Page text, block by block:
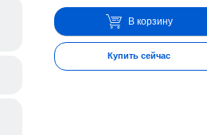
В корзину
Купить сейчас